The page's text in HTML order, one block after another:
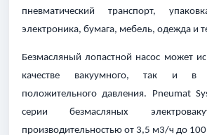
пневматический транспорт,
электроника, бумага, мебель, одежда и
Безмасляный лопастной насос может
качестве вакуумного, так и в
положительного давления. Pneumat
серии безмасляных
производительностью от 3,5 м3/ч до